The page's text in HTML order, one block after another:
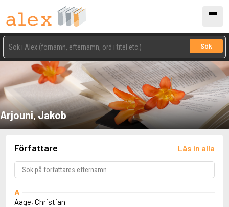
Sök
Arjouni, Jakob
Författare Läs in alla
A
Aage, Christian